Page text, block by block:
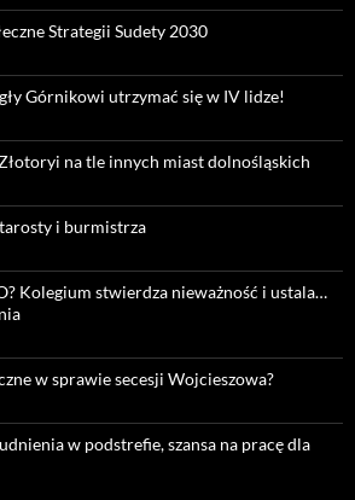
Strategii Sudety 2030
Górnikowi utrzymać się w IV lidze!
na tle innych miast dolnośląskich
i burmistrza
Kolegium stwierdza nieważność i ustala…
w sprawie secesji Wojcieszowa?
w podstrefie, szansa na pracę dla